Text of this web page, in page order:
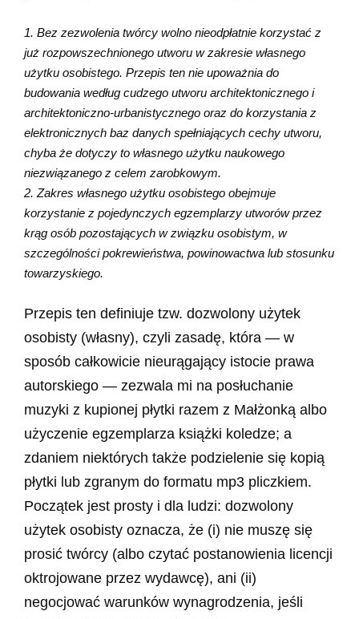
1. Bez zezwolenia twórcy wolno nieodpłatnie korzystać z
już rozpowszechnionego utworu w zakresie własnego
użytku osobistego. Przepis ten nie upoważnia do
budowania według cudzego utworu architektonicznego i
architektoniczno-urbanistycznego oraz do korzystania z
elektronicznych baz danych spełniających cechy utworu,
chyba że dotyczy to własnego użytku naukowego
niezwiązanego z celem zarobkowym.
2. Zakres własnego użytku osobistego obejmuje
korzystanie z pojedynczych egzemplarzy utworów przez
krąg osób pozostających w związku osobistym, w
szczególności pokrewieństwa, powinowactwa lub stosunku
towarzyskiego.
Przepis ten definiuje tzw. dozwolony użytek
osobisty (własny), czyli zasadę, która — w
sposób całkowicie nieurągający istocie prawa
autorskiego — zezwala mi na posłuchanie
muzyki z kupionej płytki razem z Małżonką albo
użyczenie egzemplarza książki koledze; a
zdaniem niektórych także podzielenie się kopią
płytki lub zgranym do formatu mp3 pliczkiem.
Początek jest prosty i dla ludzi: dozwolony
użytek osobisty oznacza, że (i) nie muszę się
prosić twórcy (albo czytać postanowienia licencji
oktrojowane przez wydawcę), ani (ii)
negocjować warunków wynagrodzenia, jeśli